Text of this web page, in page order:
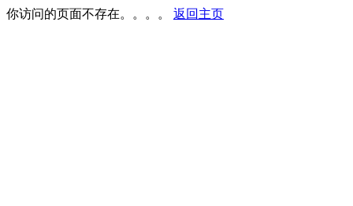
你访问的页面不存在。。。。 返回主页